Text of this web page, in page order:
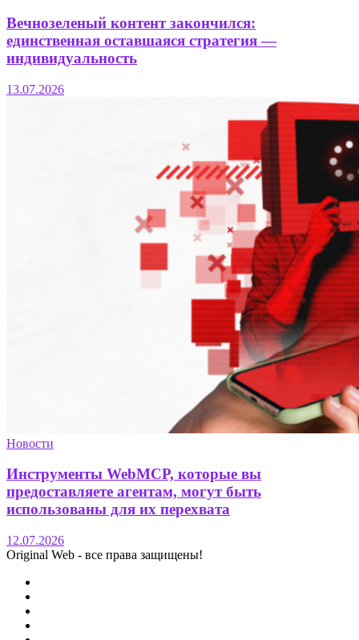
Вечнозеленый контент закончился:
единственная оставшаяся стратегия —
индивидуальность
13.07.2026
Новости
Инструменты WebMCP, которые вы
предоставляете агентам, могут быть
использованы для их перехвата
12.07.2026
Original Web - все права защищены!